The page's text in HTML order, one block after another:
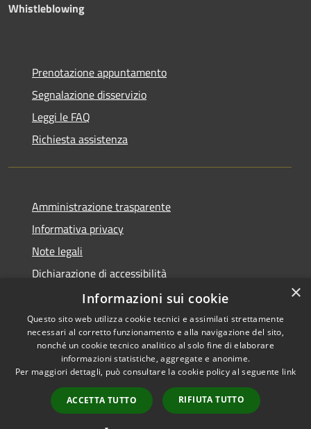
Whistleblowing
Prenotazione appuntamento
Segnalazione disservizio
Leggi le FAQ
Richiesta assistenza
Amministrazione trasparente
Informativa privacy
Note legali
Dichiarazione di accessibilità
Piano di miglioramento dei servizi
RSS
Accessibilità
Copyright © 2026 • Comune di
Municipium•
Accesso
redazione
×
Informazioni sui cookie
Questo sito web utilizza cookie tecnici e assimilati strettamente
necessari al corretto funzionamento e alla navigazione del sito,
nonché un cookie tecnico analitico al solo fine di elaborare
informazioni statistiche, aggregate e anonime.
Per maggiori dettagli, può consultare la cookie policy al seguente link
ACCETTA TUTTO RIFIUTA TUTTO